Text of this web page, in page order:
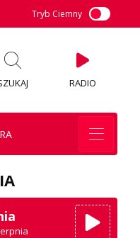
Tryb Ciemny
RADIO